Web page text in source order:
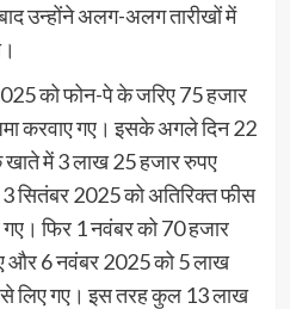
उन्होंने अलग-अलग तारीखों में
को फोन-पे के जरिए 75 हजार
करवाए गए। इसके अगले दिन 22
में 3 लाख 25 हजार रुपए
सितंबर 2025 को अतिरिक्त फीस
फिर 1 नवंबर को 70 हजार
और 6 नवंबर 2025 को 5 लाख
लिए गए। इस तरह कुल 13 लाख